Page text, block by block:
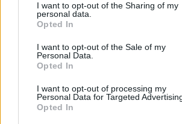
I want to opt-out of the Sharing of my
personal data.
Opted In
I want to opt-out of the Sale of my
Personal Data.
Opted In
I want to opt-out of processing my
Personal Data for Targeted
Opted In
Roman Wieczorkiewicz
redaktor serwisu portalspozywczy.pl dla
wykorzystywanych w produkcji
wzrastają ze względu na popyt".
więcej